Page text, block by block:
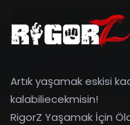
Artık yaşamak eskisi
kalabiliecekmisin!
RigorZ Yaşamak İçin